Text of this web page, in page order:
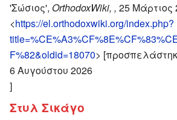
'Σώσιος', OrthodoxWiki, , 25 Μάρτιος
<https://el.orthodoxwiki.org/index.php?
F%82&oldid=18070>
6 Αυγούστου 2026
]
Στυλ Σικάγο